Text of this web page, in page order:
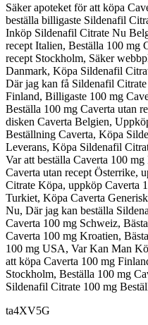
Säker apoteket för att köpa
beställa billigaste Sildenafil
Inköp Sildenafil Citrate Nu
recept Italien, Beställa 100 mg
recept Stockholm, Säker
Danmark, Köpa Sildenafil
Där jag kan få Sildenafil
Finland, Billigaste 100 mg
Beställa 100 mg Caverta utan
disken Caverta Belgien,
Beställning Caverta, Köpa
Leverans, Köpa Sildenafil
Var att beställa Caverta 100
Caverta utan recept Österrike,
Citrate Köpa, uppköp Caverta
Turkiet, Köpa Caverta
Nu, Där jag kan beställa
Caverta 100 mg Schweiz,
Caverta 100 mg Kroatien,
100 mg USA, Var Kan Man
att köpa Caverta 100 mg
Stockholm, Beställa 100 mg
Sildenafil Citrate 100 mg
ta4XV5G